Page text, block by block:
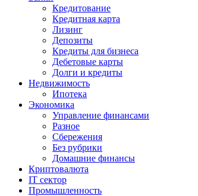
Кредитование
Кредитная карта
Лизинг
Депозиты
Кредиты для бизнеса
Дебетовые карты
Долги и кредиты
Недвижимость
Ипотека
Экономика
Управление финансами
Разное
Сбережения
Без рубрики
Домашние финансы
Криптовалюта
IT сектор
Промышленность